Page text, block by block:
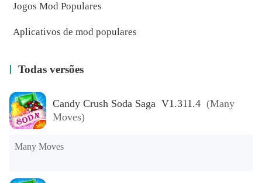
Jogos Mod Populares
Aplicativos de mod populares
Todas versões
Candy Crush Soda Saga V1.311.4 (Many
Moves)
Many Moves